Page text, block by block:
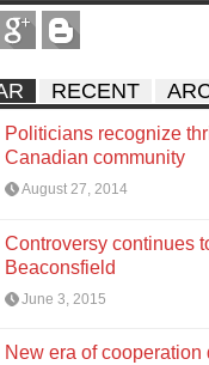
RECENT
Politicians recognize
Canadian community
August 27, 2014
Controversy continues
Beaconsfield
June 3, 2015
New era of cooperation